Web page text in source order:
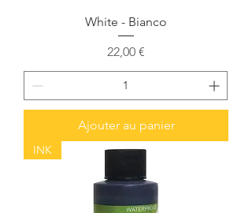
White - Bianco
Prix
22,00 €
Ajouter au panier
INK